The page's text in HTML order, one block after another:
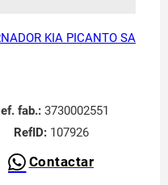
KIA PICANTO SA
fab.: 3730002551
RefID:107926
Contactar